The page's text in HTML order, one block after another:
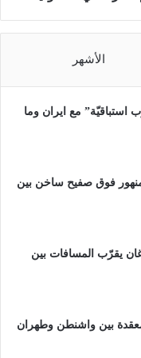
الأشهر
مع ايران وما
فوق صفيح ساخن بين
يقرّب المسافات بين
بين واشنطن وطهران